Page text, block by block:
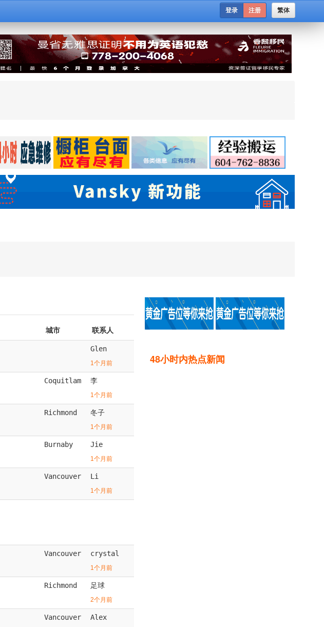
繁体
登录 注册
城市 联系人
Glen
1个月前
Coquitlam 李
1个月前
Richmond 冬子
1个月前
Burnaby Jie
1个月前
Vancouver Li
1个月前
Vancouver crystal
1个月前
Richmond 足球
2个月前
Vancouver Alex
48小时内热点新闻